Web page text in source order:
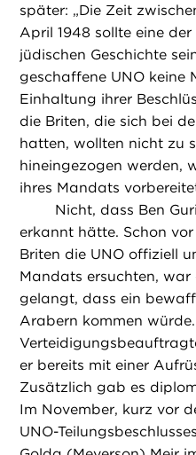
später: „Die Zeit
April 1948 sollte eine
jüdischen Geschichte
geschaffene UNO keine
Einhaltung ihrer
die Briten, die sich bei
hatten, wollten nicht zu
hineingezogen werden,
ihres Mandats
Nicht, dass Ben
erkannt hätte. Schon
Briten die UNO offiziell
Mandats ersuchten, war
gelangt, dass ein
Arabern kommen
er bereits mit einer
Zusätzlich gab es
Im November, kurz vor
UNO-